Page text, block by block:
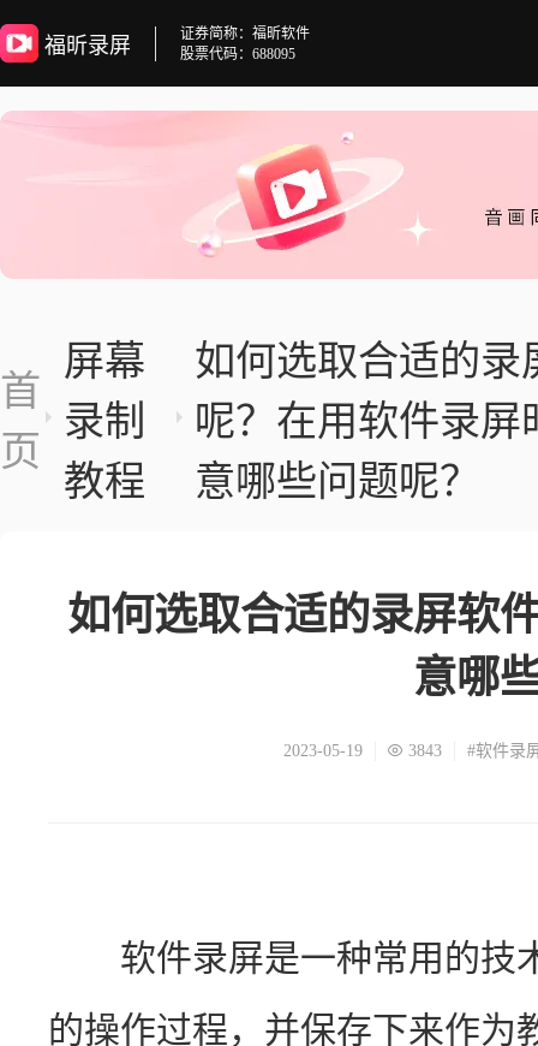
福昕录屏
证券简称：福昕软件
股票代码：688095
首
页
屏幕
录制
教程
如何选取合适的录
呢？在用软件录屏
意哪些问题呢？
如何选取合适的录屏软
意哪
2023-05-19 3843 #软件录
软件录屏是一种常用的技
的操作过程，并保存下来作为